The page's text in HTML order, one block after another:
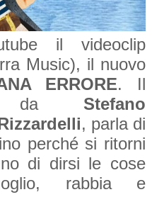
il videoclip
Music), il nuovo
ERRORE. Il
da Stefano
, parla di
perché si ritorni
di dirsi le cose
rabbia e